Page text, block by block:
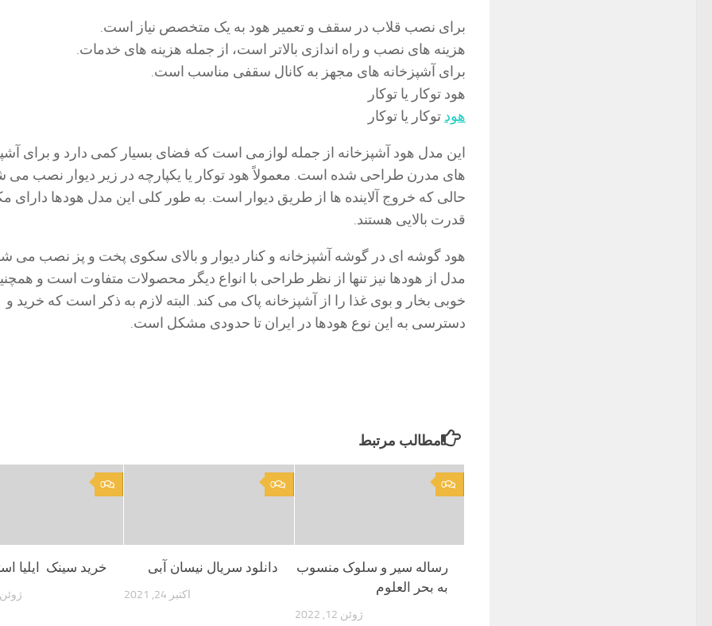
برای نصب قلاب در سقف و تعمیر هود به یک متخصص نیاز است.
هزینه های نصب و راه اندازی بالاتر است، از جمله هزینه های خدمات.
برای آشپزخانه های مجهز به کانال سقفی مناسب است.
هود توکار یا توکار
هود توکار یا توکار
این مدل هود آشپزخانه از جمله لوازمی است که فضای بسیار کمی دارد و برای
های مدرن طراحی شده است. معمولاً هود توکار یا یکپارچه در زیر دیوار نصب می
حالی که خروج آلاینده ها از طریق دیوار است. به طور کلی این مدل هودها
قدرت بالایی هستند.
هود گوشه ای در گوشه آشپزخانه و کنار دیوار و بالای سکوی پخت و پز نصب می
مدل از هودها نیز تنها از نظر طراحی با انواع دیگر محصولات متفاوت است و
خوبی بخار و بوی غذا را از آشپزخانه پاک می کند. البته لازم به ذکر است که خرید و
دسترسی به این نوع هودها در ایران تا حدودی مشکل است.
مطالب مرتبط
0
خرید سینک ایلیا
ژوئن 18,
0
دانلود سریال نیسان آبی
اکتبر 24, 2021
0
رساله سیر و سلوک منسوب
به بحر العلوم
ژوئن 12, 2022